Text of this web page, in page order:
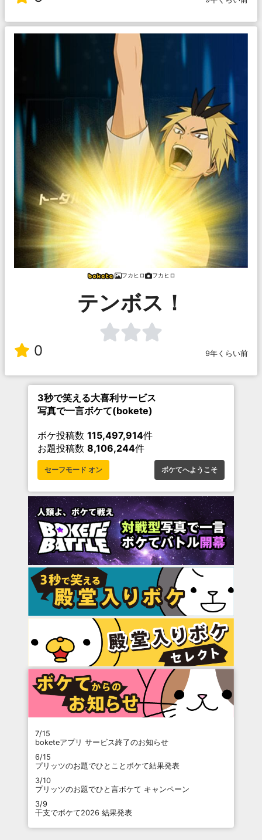
フカヒロ フカヒロ
テンボス！
0 9年くらい前
3秒で笑える大喜利サービス
写真で一言ボケて(bokete)
ボケ投稿数 115,497,914件
お題投稿数 8,106,244件
セーフモード オン ボケてへようこそ
7/15
boketeアプリ サービス終了のお知らせ
6/15
プリッツのお題でひとことボケて結果発表
3/10
プリッツのお題でひと言ボケて キャンペーン
3/9
干支でボケて2026 結果発表